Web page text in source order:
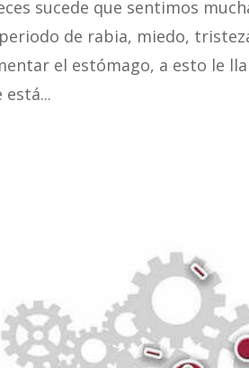
sucede que sentimos
de rabia, miedo,
el estómago, a esto le
está...